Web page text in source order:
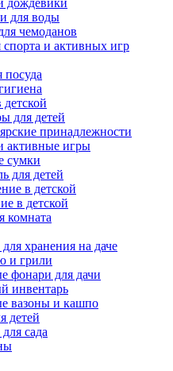
дождевики
для воды
чемоданов
спорта и активных игр
посуда
детской
для детей
принадлежности
активные игры
сумки
для детей
в детской
в детской
комната
хранения на даче
и грили
фонари для дачи
инвентарь
вазоны и кашпо
детей
сада